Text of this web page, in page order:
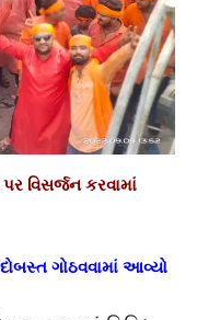
પર વિસર્જન કરવામાં
ગોઠવવામાં આવ્યો